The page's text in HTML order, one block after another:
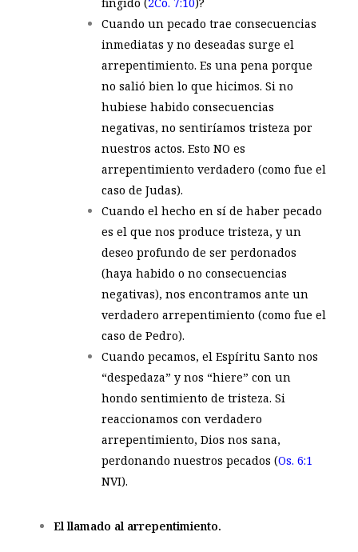
Cuando un pecado trae consecuencias
inmediatas y no deseadas surge el
arrepentimiento. Es una pena porque
no salió bien lo que hicimos. Si no
hubiese habido consecuencias
negativas, no sentiríamos tristeza por
nuestros actos. Esto NO es
arrepentimiento verdadero (como fue el
caso de Judas).
Cuando el hecho en sí de haber pecado
es el que nos produce tristeza, y un
deseo profundo de ser perdonados
(haya habido o no consecuencias
negativas), nos encontramos ante un
verdadero arrepentimiento (como fue el
caso de Pedro).
Cuando pecamos, el Espíritu Santo nos
“despedaza” y nos “hiere” con un
hondo sentimiento de tristeza. Si
reaccionamos con verdadero
arrepentimiento, Dios nos sana,
perdonando nuestros pecados (Os. 6:1
NVI).
El llamado al arrepentimiento.